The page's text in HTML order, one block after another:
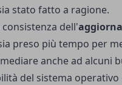
stato fatto a ragione.
dell'
preso più tempo per
anche ad alcuni
del sistema operativo